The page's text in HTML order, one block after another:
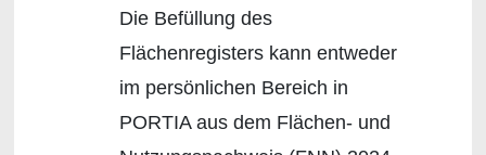
Die Befüllung des
Flächenregisters kann entweder
im persönlichen Bereich in
PORTIA aus dem Flächen- und